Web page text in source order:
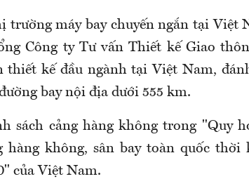
máy bay chuyến ngắn tại Việt
Công ty Tư vấn Thiết kế Giao
kế đầu ngành tại Việt Nam,
bay nội địa dưới 555 km.
sách cảng hàng không trong "Quy
không, sân bay toàn quốc thời
của Việt Nam.